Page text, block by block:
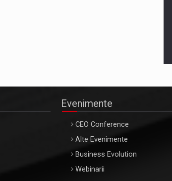
Evenimente
CEO Conference
Alte Evenimente
Business Evolution
Webinarii